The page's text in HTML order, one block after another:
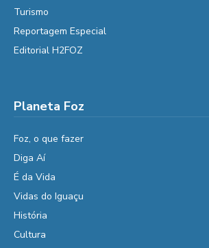
Turismo
Reportagem Especial
Editorial H2FOZ
Planeta Foz
Foz, o que fazer
Diga Aí
É da Vida
Vidas do Iguaçu
História
Cultura